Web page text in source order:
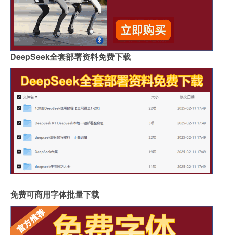
DeepSeek全套部署资料免费下载
免费可商用字体批量下载